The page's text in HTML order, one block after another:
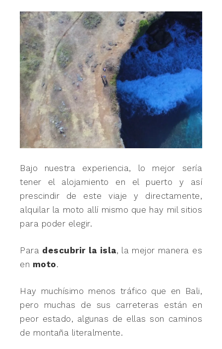
Bajo nuestra experiencia, lo mejor sería
tener el alojamiento en el puerto y así
prescindir de este viaje y directamente,
alquilar la moto allí mismo que hay mil sitios
para poder elegir.
Para descubrir la isla, la mejor manera es
en moto.
Hay muchísimo menos tráfico que en Bali,
pero muchas de sus carreteras están en
peor estado, algunas de ellas son caminos
de montaña literalmente.